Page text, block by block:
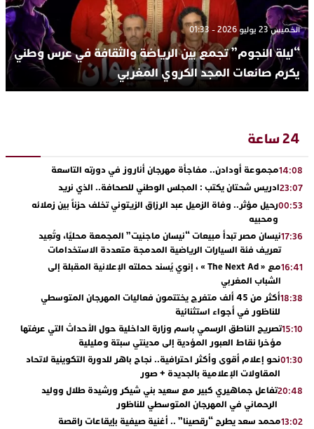
الخميس 23 يوليو 2026 - 01:33
“ليلة النجوم” تجمع بين الرياضة والثقافة في عرس وطني
يكرم صانعات المجد الكروي المغربي
24 ساعة
14:08مجموعة أودادن.. مفاجأة مهرجان أناروز في دورته التاسعة
23:07ادريس شحتان يكتب : المجلس الوطني للصحافة.. الذي نريد
00:53رحيل مؤثر.. وفاة الزميل عبد الرزاق الزيتوني تخلف حزناً بين زملائه
ومحبيه
17:36نيسان مصر تبدأ مبيعات “نيسان ماجنيت” المجمعة محليًا، وتُعِيد
تعريف فئة السيارات الرياضية المدمجة متعددة الاستخدامات
16:41
مع « The Next Ad » ، إنوي يُسند حملته الإعلانية المقبلة إلى
الشباب المغربي
18:38
أكثر من 45 ألف متفرج يختتمون فعاليات المهرجان المتوسطي
للناظور في أجواء استثنائية
15:10تصريح الناطق الرسمي باسم وزارة الداخلية حول الأحداث التي عرفتها
مؤخرا نقاط العبور المؤدية إلى مدينتي سبتة ومليلية
01:30نحو إعلام أقوى وأكثر احترافية.. نجاح باهر للدورة التكوينية لاتحاد
المقاولات الإعلامية بالجديدة + صور
20:48تفاعل جماهيري كبير مع سعيد بني شيكر ورشيدة طلال ووليد
الرحماني في المهرجان المتوسطي للناظور
13:02محمد سعد يطرح “رقصينا” .. أغنية صيفية بإيقاعات راقصة